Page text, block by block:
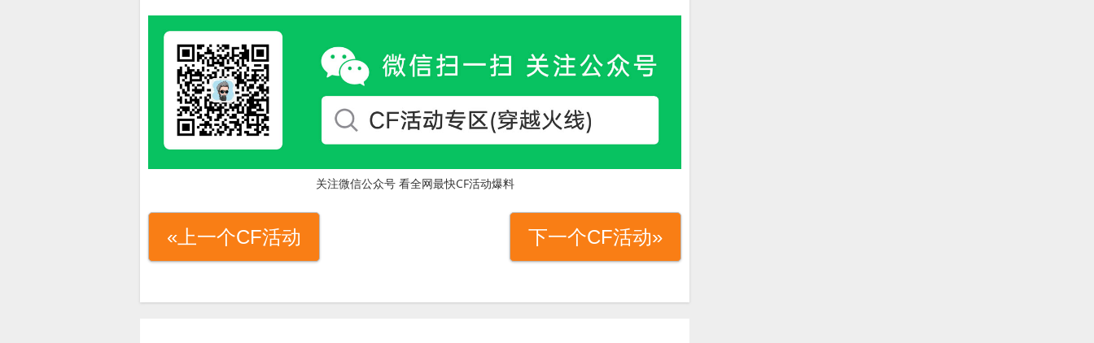
关注微信公众号 看全网最快CF活动爆料
«上一个CF活动 下一个CF活动»